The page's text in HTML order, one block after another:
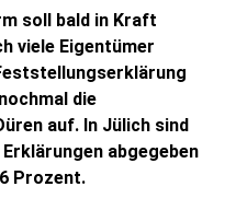
soll bald in Kraft
viele Eigentümer
die
auf. In Jülich sind
abgegeben
Prozent.